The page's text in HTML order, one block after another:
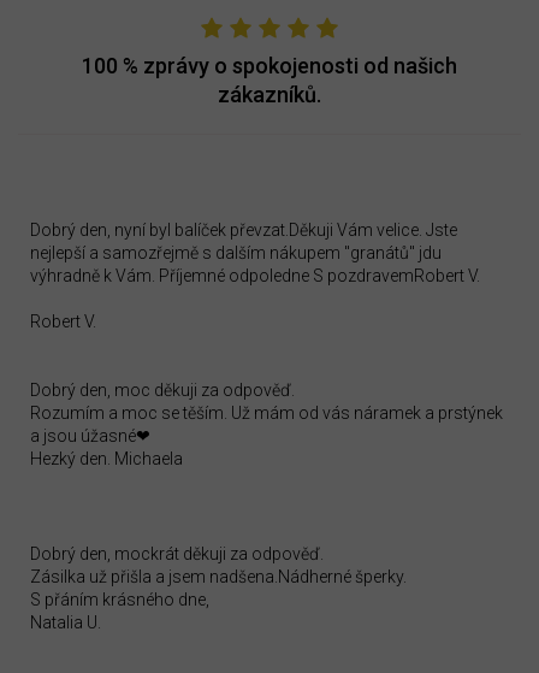
100 % zprávy o spokojenosti od našich
zákazníků.
Dobrý den, nyní byl balíček převzat.Děkuji Vám velice. Jste
nejlepší a samozřejmě s dalším nákupem "granátů" jdu
výhradně k Vám. Příjemné odpoledne S pozdravemRobert V.
Robert V.
Dobrý den, moc děkuji za odpověď.
Rozumím a moc se těším. Už mám od vás náramek a prstýnek
a jsou úžasné❤
Hezký den. Michaela
Dobrý den, mockrát děkuji za odpověď.
Zásilka už přišla a jsem nadšena.Nádherné šperky.
S přáním krásného dne,
Natalia U.